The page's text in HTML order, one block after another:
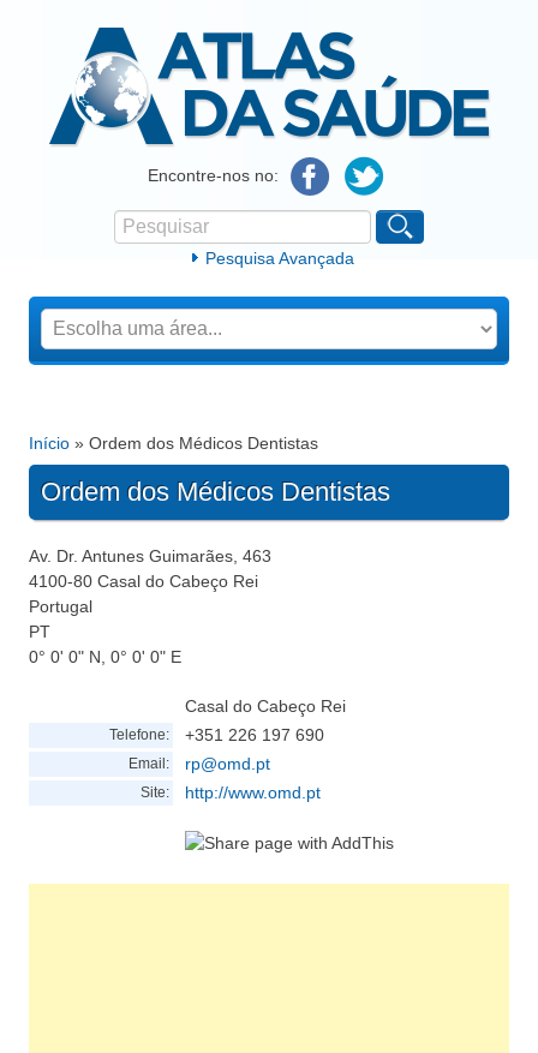
Atlas da SaúdeEncontre-nos no:
Formulário de procura
Pesquisar
Pesquisa Avançada
Está aqui
Início » Ordem dos Médicos Dentistas
Ordem dos Médicos Dentistas
Av. Dr. Antunes Guimarães, 463
4100-80 Casal do Cabeço Rei
Portugal
PT
0° 0' 0" N, 0° 0' 0" E
Casal do Cabeço Rei
Telefone: +351 226 197 690
Email: rp@omd.pt
Site: http://www.omd.pt